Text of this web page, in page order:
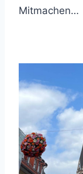
Mitmachen…